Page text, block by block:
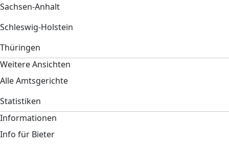
Sachsen-Anhalt
Schleswig-Holstein
Thüringen
Weitere Ansichten
Alle Amtsgerichte
Statistiken
Informationen
Info für Bieter